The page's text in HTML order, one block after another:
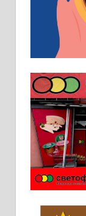
Ало
Потребна
Горког
8 до 15
Чистим
061/32-13-